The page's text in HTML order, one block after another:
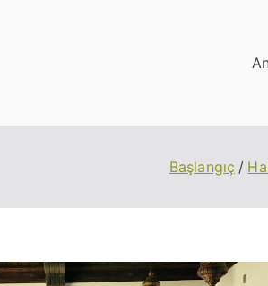
Başlangıç